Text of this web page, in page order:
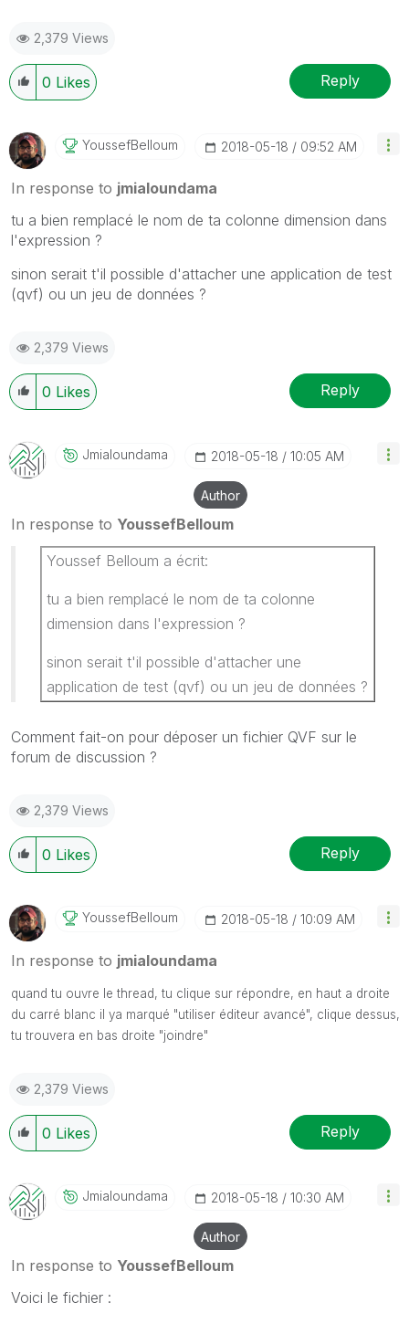
2,379 Views
0 Likes Reply
YoussefBelloum ‎2018-05-18 09:52 AM
In response to jmialoundama
tu a bien remplacé le nom de ta colonne dimension dans
l'expression ?
sinon serait t'il possible d'attacher une application de test
(qvf) ou un jeu de données ?
2,379 Views
0 Likes Reply
Jmialoundama ‎2018-05-18 10:05 AM
Author
In response to YoussefBelloum
Youssef Belloum a écrit:
tu a bien remplacé le nom de ta colonne
dimension dans l'expression ?
sinon serait t'il possible d'attacher une
application de test (qvf) ou un jeu de données ?
Comment fait-on pour déposer un fichier QVF sur le
forum de discussion ?
2,379 Views
0 Likes Reply
YoussefBelloum ‎2018-05-18 10:09 AM
In response to jmialoundama
quand tu ouvre le thread, tu clique sur répondre, en haut a droite
du carré blanc il ya marqué "utiliser éditeur avancé", clique dessus,
tu trouvera en bas droite "joindre"
2,379 Views
0 Likes Reply
Jmialoundama ‎2018-05-18 10:30 AM
Author
In response to YoussefBelloum
Voici le fichier :